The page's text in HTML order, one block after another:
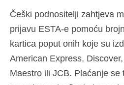
Češki podnositelji zahtjeva
prijavu ESTA-e pomoću
kartica poput onih koje su
American Express,
Maestro ili JCB. Plaćanje se